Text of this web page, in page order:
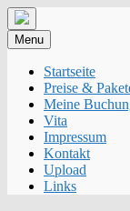
Skip
to
content
Menu
Startseite
Preise &
Meine
Vita
Impressum
Kontakt
Upload
Links